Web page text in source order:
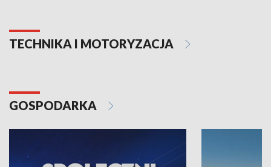
TECHNIKA I MOTORYZACJA
GOSPODARKA